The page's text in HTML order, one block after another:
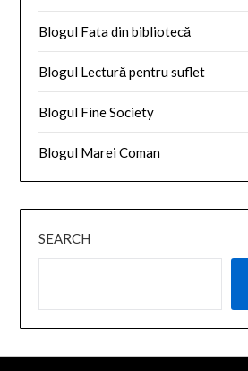
Blogul Fata din bibliotecă
Blogul Lectură pentru suflet
Blogul Fine Society
Blogul Marei Coman
SEARCH